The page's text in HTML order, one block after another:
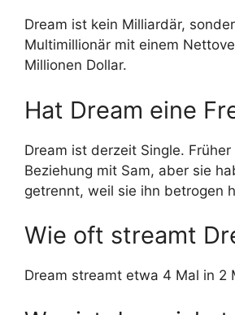
Dream ist kein Milliardär,
Multimillionär mit einem
Millionen Dollar.
Hat Dream eine
Dream ist derzeit Single.
Beziehung mit Sam, aber sie
getrennt, weil sie ihn betrogen
Wie oft streamt
Dream streamt etwa 4 Mal in 2